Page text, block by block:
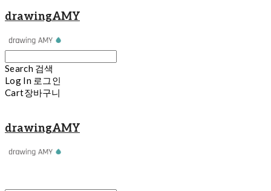
drawingAMY
Search 검색
Log In 로그인
Cart장바구니
drawingAMY